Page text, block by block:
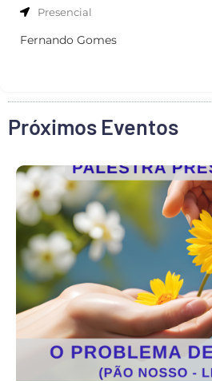
Presencial
Fernando Gomes
Próximos Eventos